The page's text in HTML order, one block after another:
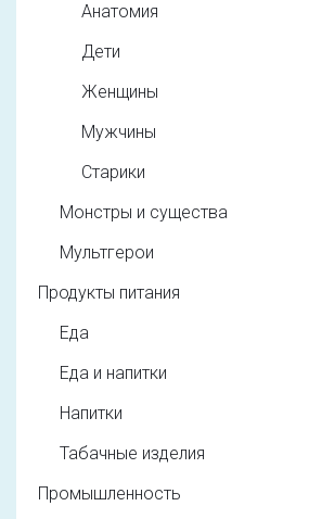
Анатомия
Дети
Женщины
Мужчины
Старики
Монстры и существа
Мультгерои
Продукты питания
Еда
Еда и напитки
Напитки
Табачные изделия
Промышленность